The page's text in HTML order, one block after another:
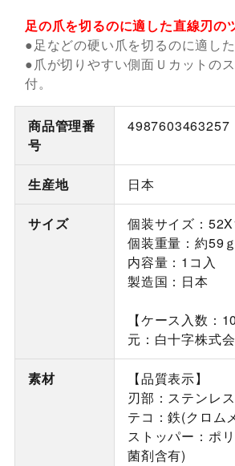
足の爪を切るのに適した直線刃の
●足などの硬い爪を切るのに適した
●爪が切りやすい側面Ｕカットの
付。
商品管理番
号
4987603463257
生産地 日本
サイズ
個装サイズ：
個装重量：約59ｇ
内容量：1コ入
製造国：日本
【ケース入数：
元：白十字株式会
素材
【品質表示】
刃部：ステンレ
テコ：鉄(クロム
ストッパー：ポ
菌剤含有)